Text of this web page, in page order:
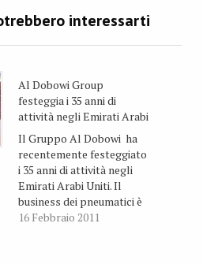
Al Dobowi Group
festeggia i 35 anni di
attività negli Emirati Arabi
Il Gruppo Al Dobowi ha
recentemente festeggiato
i 35 anni di attività negli
Emirati Arabi Uniti. Il
business dei pneumatici è
stato avviato in Medio
16 Febbraio 2011